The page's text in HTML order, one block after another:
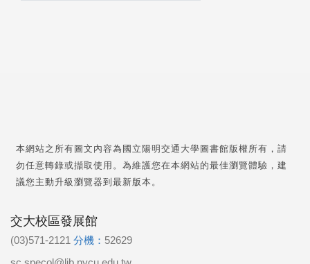
本網站之所有圖文內容為國立陽明交通大學圖書館版權所有，請
勿任意轉錄或擷取使用。為維護您在本網站的最佳瀏覽體驗，建
議您主動升級瀏覽器到最新版本。
交大校區發展館
(03)571-2121 分機： 52629